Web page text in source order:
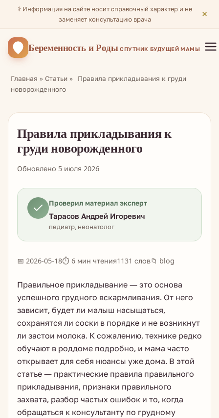
⚕️ Информация на сайте носит справочный характер и не
заменяет консультацию врача
×
Беременностьи Роды СПУТНИК БУДУЩЕЙ МАМЫ
Главная » Статьи » Правила прикладывания к груди
новорожденного
Правила прикладывания к
груди новорожденного
Обновлено 5 июля 2026
Проверил материал эксперт
Тарасов Андрей Игоревич
педиатр, неонатолог
📅 2026-05-18⏱ 6 мин чтения1131 слов📁 blog
Правильное прикладывание — это основа
успешного грудного вскармливания. От него
зависит, будет ли малыш насыщаться,
сохранятся ли соски в порядке и не возникнут
ли застои молока. К сожалению, технике редко
обучают в роддоме подробно, и мама часто
открывает для себя нюансы уже дома. В этой
статье — практические правила правильного
прикладывания, признаки правильного
захвата, разбор частых ошибок и то, когда
обращаться к консультанту по грудному